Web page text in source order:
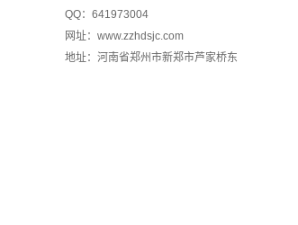
QQ：641973004
网址：www.zzhdsjc.com
地址：河南省郑州市新郑市芦家桥东